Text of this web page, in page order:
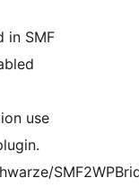
in SMF
use